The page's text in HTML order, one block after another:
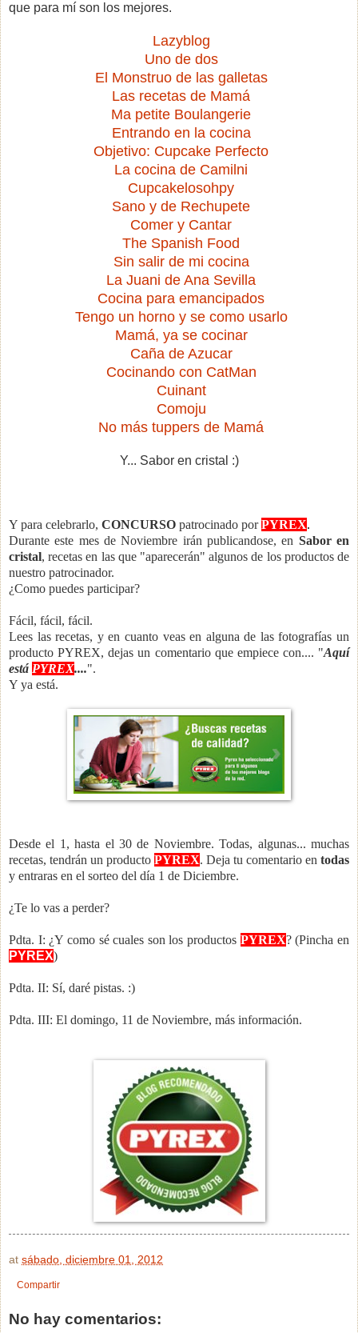
que para mí son los mejores.
Lazyblog
Uno de dos
El Monstruo de las galletas
Las recetas de Mamá
Ma petite Boulangerie
Entrando en la cocina
Objetivo: Cupcake Perfecto
La cocina de Camilni
Cupcakelosohpy
Sano y de Rechupete
Comer y Cantar
The Spanish Food
Sin salir de mi cocina
La Juani de Ana Sevilla
Cocina para emancipados
Tengo un horno y se como usarlo
Mamá, ya se cocinar
Caña de Azucar
Cocinando con CatMan
Cuinant
Comoju
No más tuppers de Mamá
Y... Sabor en cristal :)
Y para celebrarlo, CONCURSO patrocinado porPYREX.
Durante este mes de Noviembre irán publicandose, en Sabor en
cristal, recetas en las que "aparecerán" algunos de los productos de
nuestro patrocinador.
¿Como puedes participar?
Fácil, fácil, fácil.
Lees las recetas, y en cuanto veas en alguna de las fotografías un
producto PYREX, dejas un comentario que empiece con.... "Aquí
está PYREX....".
Y ya está.
Desde el 1, hasta el 30 de Noviembre. Todas, algunas... muchas
recetas, tendrán un producto PYREX. Deja tu comentario en todas
y entraras en el sorteo del día 1 de Diciembre.
¿Te lo vas a perder?
Pdta. I: ¿Y como sé cuales son los productos PYREX? (Pincha en
PYREX)
Pdta. II: Sí, daré pistas. :)
Pdta. III: El domingo, 11 de Noviembre, más información.
at sábado, diciembre 01, 2012
Compartir
No hay comentarios: